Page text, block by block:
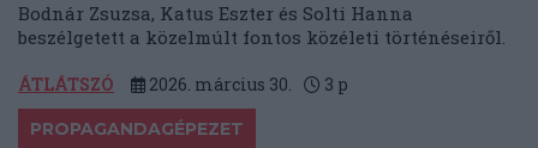
Bodnár Zsuzsa, Katus Eszter és Solti Hanna
beszélgetett a közelmúlt fontos közéleti történéseiről.
ÁTLÁTSZÓ 2026. március 30. 3 p
PROPAGANDAGÉPEZET